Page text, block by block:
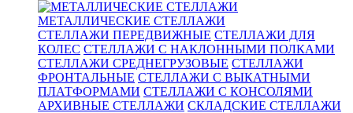
МЕТАЛЛИЧЕСКИЕ СТЕЛЛАЖИ
СТЕЛЛАЖИ ПЕРЕДВИЖНЫЕ СТЕЛЛАЖИ ДЛЯ
КОЛЕС СТЕЛЛАЖИ С НАКЛОННЫМИ ПОЛКАМИ
СТЕЛЛАЖИ СРЕДНЕГРУЗОВЫЕ СТЕЛЛАЖИ
ФРОНТАЛЬНЫЕ СТЕЛЛАЖИ С ВЫКАТНЫМИ
ПЛАТФОРМАМИ СТЕЛЛАЖИ С КОНСОЛЯМИ
АРХИВНЫЕ СТЕЛЛАЖИ СКЛАДСКИЕ СТЕЛЛАЖИ